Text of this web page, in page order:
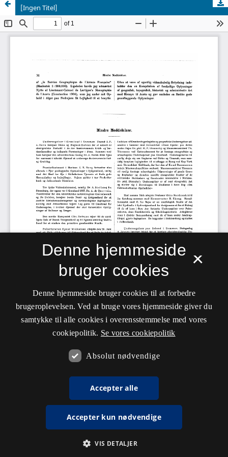
[Ingen Titel]
×
Denne hjemmeside
bruger cookies
Denne hjemmeside bruger cookies til at forbedre
brugeroplevelsen. Ved at bruge vores hjemmeside giver du
samtykke til alle cookies i overensstemmelse med vores
cookiepolitik. Se vores cookiepolitik
Absolut nødvendige
Accepter alle
Accepter kun nødvendige
VIS DETALJER